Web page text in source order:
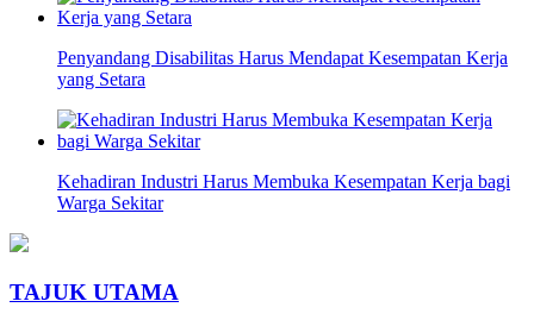
Penyandang Disabilitas Harus Mendapat Kesempatan Kerja
yang Setara
Kehadiran Industri Harus Membuka Kesempatan Kerja bagi
Warga Sekitar
TAJUK UTAMA